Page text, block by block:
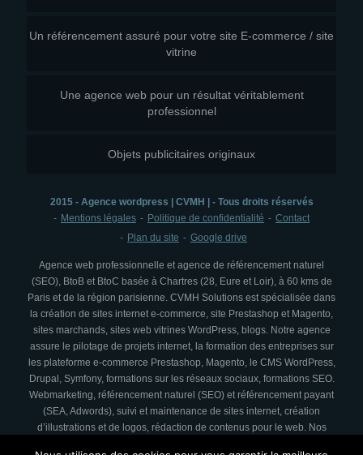
Un référencement assuré pour votre site E-commerce / site
vitrine
Une agence web pour un résultat véritablement
professionnel
Objets publicitaires originaux
2015 - Agence wordpress | CVMH | - Tous droits réservés
Mentions légales
Politique de confidentialité
Contact
Plan du site
Google drive
Agence web professionnelle et agence de référencement naturel
(SEO), BtoB et BtoC basée à Chartres (28, Eure et Loir), à 60 kms de
Paris et de la région parisienne. CVMH Solutions est spécialisée dans
la création de sites internet e-commerce, site Prestashop et Magento,
sites marchands, sites web vitrines WordPress, blogs. Notre agence
assure le pilotage de projets internet, la formation des entreprises sur
les plateforme e-commerce Prestashop, Magento, le CMS WordPress,
Drupal, Symfony, formations sur les réseaux sociaux, formations SEO.
Webmarketing, référencement naturel (SEO) et référencement payant
(SEA, Adwords), suivi et maintenance de sites internet, création
d’illustrations et de logos, rédaction de contenus pour le web. Nos